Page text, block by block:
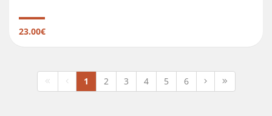
23.00€
1 2 3 4 5 6